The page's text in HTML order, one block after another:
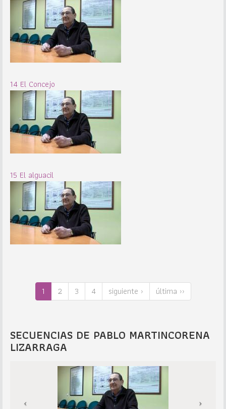
14 El Concejo
15 El alguacil
1 2 3 4 siguiente › última ››
SECUENCIAS DE PABLO MARTINCORENA
LIZARRAGA